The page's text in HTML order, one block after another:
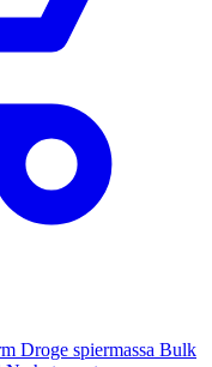
Droge spiermassa Bulk